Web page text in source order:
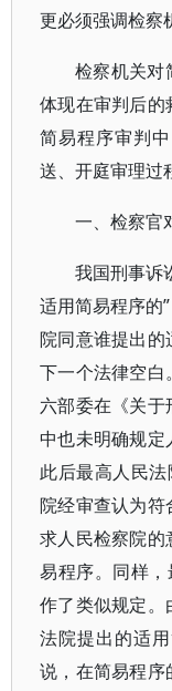
更必须强调检察
检察机关对
体现在审判后的
简易程序审判
送、开庭审理过
一、检察官
我国刑事诉
适用简易程序的
院同意谁提出的
下一个法律空
六部委在《关于
中也未明确规定
此后最高人民
院经审查认为符
求人民检察院
易程序。同样
作了类似规定。
法院提出的适
说，在简易程